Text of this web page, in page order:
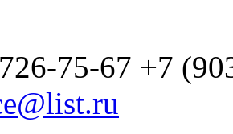
726-75-67 +7